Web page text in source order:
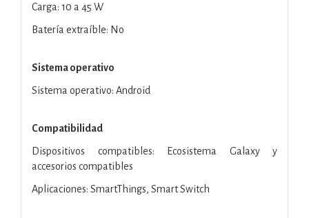
Carga: 10 a 45 W
Batería extraíble: No
Sistema operativo
Sistema operativo: Android
Compatibilidad
Dispositivos compatibles: Ecosistema Galaxy y
accesorios compatibles
Aplicaciones: SmartThings, Smart Switch